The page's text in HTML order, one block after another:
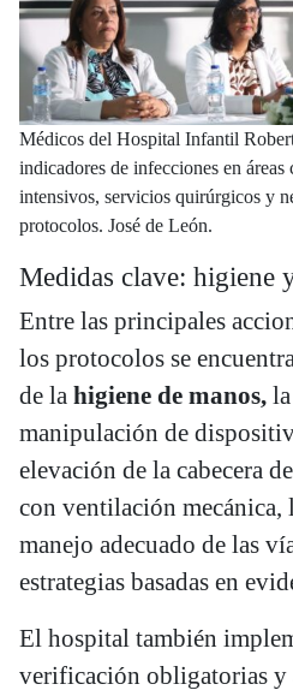
Médicos del Hospital Infantil
indicadores de infecciones en
intensivos, servicios quirúrgicos y
protocolos. José de León.
Medidas clave: higiene
Entre las principales
los protocolos se
de la higiene de manos,
manipulación de
elevación de la cabecera
con ventilación
manejo adecuado de las
estrategias basadas en
El hospital también
verificación obligatorias y